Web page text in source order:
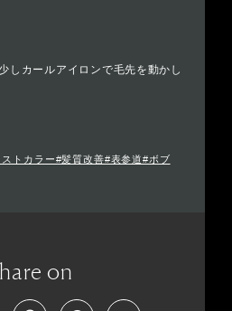
しカールアイロンで毛先を動かし
トカラー#髪質改善#表参道#ボブ
on